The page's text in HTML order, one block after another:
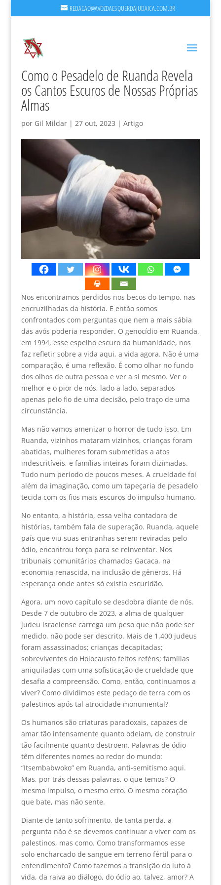
REDACAO@AVOZDAESQUERDAJUDAICA.COM.BR
Como o Pesadelo de Ruanda Revela
os Cantos Escuros de Nossas Próprias
Almas
por Gil Mildar| 27 out, 2023 | Artigo
Nos encontramos perdidos nos becos do tempo, nas
encruzilhadas da história. E então somos
confrontados com perguntas que nem a mais sábia
das avós poderia responder. O genocídio em Ruanda,
em 1994, esse espelho escuro da humanidade, nos
faz refletir sobre a vida aqui, a vida agora. Não é uma
comparação, é uma reflexão. É como olhar no fundo
dos olhos de outra pessoa e ver a si mesmo. Ver o
melhor e o pior de nós, lado a lado, separados
apenas pelo fio de uma decisão, pelo traço de uma
circunstância.
Mas não vamos amenizar o horror de tudo isso. Em
Ruanda, vizinhos mataram vizinhos, crianças foram
abatidas, mulheres foram submetidas a atos
indescritíveis, e famílias inteiras foram dizimadas.
Tudo num período de poucos meses. A crueldade foi
além da imaginação, como um tapeçaria de pesadelo
tecida com os fios mais escuros do impulso humano.
No entanto, a história, essa velha contadora de
histórias, também fala de superação. Ruanda, aquele
país que viu suas entranhas serem reviradas pelo
ódio, encontrou força para se reinventar. Nos
tribunais comunitários chamados Gacaca, na
economia renascida, na inclusão de gêneros. Há
esperança onde antes só existia escuridão.
Agora, um novo capítulo se desdobra diante de nós.
Desde 7 de outubro de 2023, a alma de qualquer
judeu israelense carrega um peso que não pode ser
medido, não pode ser descrito. Mais de 1.400 judeus
foram assassinados; crianças decapitadas;
sobreviventes do Holocausto feitos reféns; famílias
aniquiladas com uma sofisticação de crueldade que
desafia a compreensão. Como, então, continuamos a
viver? Como dividimos este pedaço de terra com os
palestinos após tal atrocidade monumental?
Os humanos são criaturas paradoxais, capazes de
amar tão intensamente quanto odeiam, de construir
tão facilmente quanto destroem. Palavras de ódio
têm diferentes nomes ao redor do mundo:
“Itsembabwoko” em Ruanda, anti-semitismo aqui.
Mas, por trás dessas palavras, o que temos? O
mesmo impulso, o mesmo erro. O mesmo coração
que bate, mas não sente.
Diante de tanto sofrimento, de tanta perda, a
pergunta não é se devemos continuar a viver com os
palestinos, mas como. Como transformamos esse
solo encharcado de sangue em terreno fértil para o
entendimento? Como fazemos a transição do luto à
vida, da raiva ao diálogo, do ódio ao, talvez, amor? A